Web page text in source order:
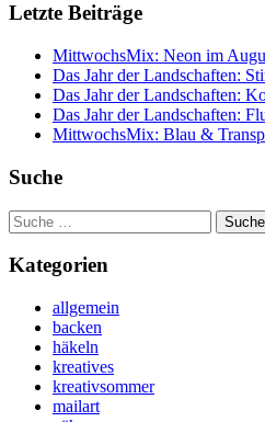
Letzte Beiträge
MittwochsMix: Neon im
Das Jahr der Landschaften:
Das Jahr der Landschaften:
Das Jahr der Landschaften:
MittwochsMix: Blau &
Suche
Suche
nach:
Kategorien
allgemein
backen
häkeln
kreatives
kreativsommer
mailart